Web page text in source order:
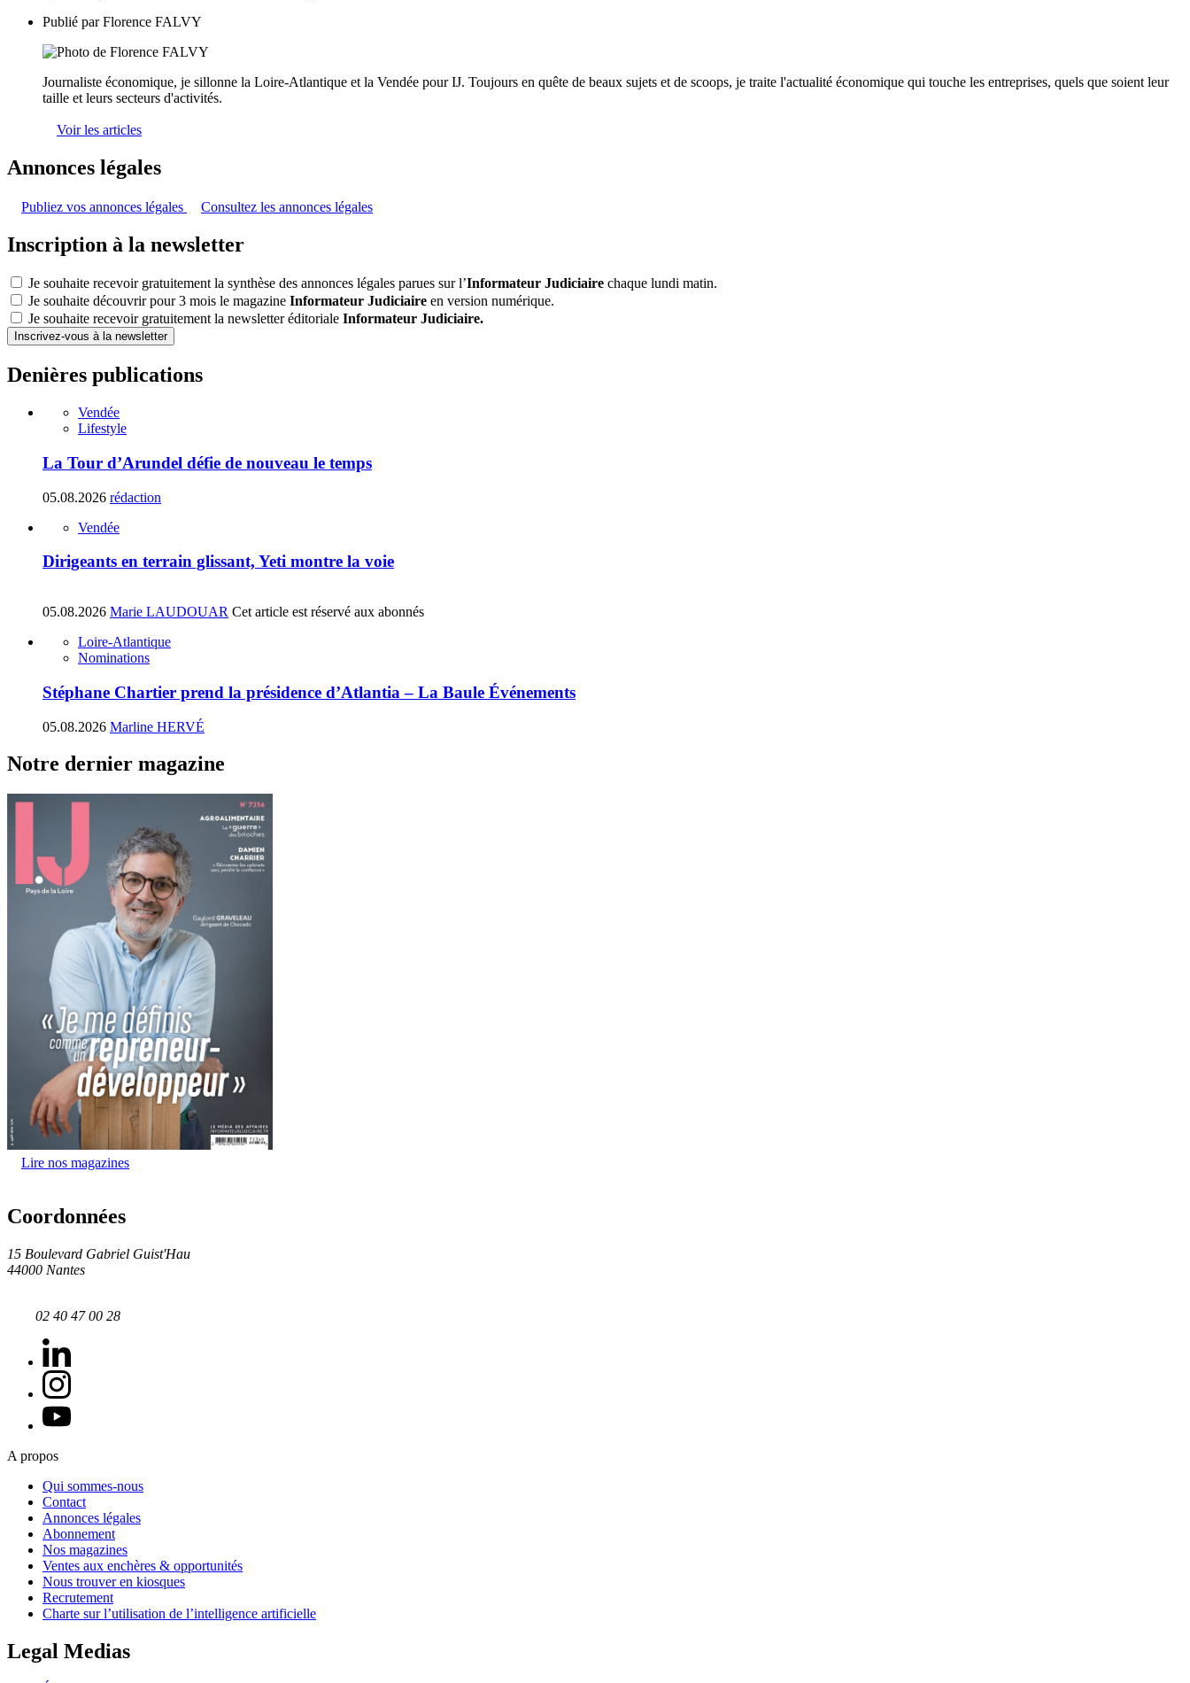
Publié parFlorence FALVY
Journaliste économique, je sillonne la Loire-Atlantique et la Vendée pour IJ. Toujours en quête de beaux sujets et de scoops, je traite l'actualité économique qui touche les entreprises, quels que soient leur
taille et leurs secteurs d'activités.
Voir les articles
Annonces légales
Publiez vos annonces légales Consultez les annonces légales
Inscription à la newsletter
Je souhaite recevoir gratuitement la synthèse des annonces légales parues sur l’Informateur Judiciaire chaque lundi matin.
Je souhaite découvrir pour 3 mois le magazine Informateur Judiciaire en version numérique.
Je souhaite recevoir gratuitement la newsletter éditoriale Informateur Judiciaire.
Inscrivez-vous à la newsletter
Denières publications
Vendée
Lifestyle
La Tour d’Arundel défie de nouveau le temps
05.08.2026 rédaction
Vendée
Dirigeants en terrain glissant, Yeti montre la voie
05.08.2026 Marie LAUDOUAR Cet article est réservé aux abonnés
Loire-Atlantique
Nominations
Stéphane Chartier prend la présidence d’Atlantia – La Baule Événements
05.08.2026 Marline HERVÉ
Notre dernier magazine
Lire nos magazines
Coordonnées
15 Boulevard Gabriel Guist'Hau
44000 Nantes
02 40 47 00 28
A propos
Qui sommes-nous
Contact
Annonces légales
Abonnement
Nos magazines
Ventes aux enchères & opportunités
Nous trouver en kiosques
Recrutement
Charte sur l’utilisation de l’intelligence artificielle
Legal Medias